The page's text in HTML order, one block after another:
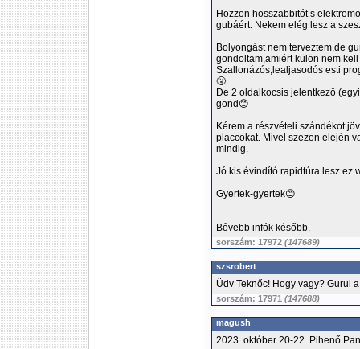
Hozzon hosszabbitót s
gubáért. Nekem elég lesz a
Bolyongást nem terveztem,de
gondoltam,amiért külön nem
Szallonázós,lealjasodós esti
🤧
De 2 oldalkocsis jelentkező
gond😊
Kérem a részvételi szándékot
placcokat. Mivel szezon elején
mindig.
Jó kis évindító rapidtúra lesz ez
Gyertek-gyertek😊
Bővebb infók később.
sorszám: 17972 (147689)
szsrobert
Üdv Teknőc! Hogy vagy? Gurul
sorszám: 17971 (147688)
magush
2023. október 20-22. Pihenő